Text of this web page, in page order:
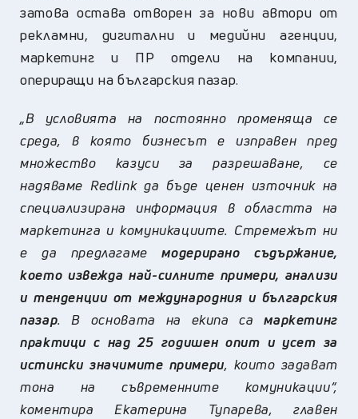
затова остава отворен за нови автори от
рекламни, дигитални и медийни агенции,
маркетинг и ПР отдели на компании,
опериращи на българския пазар.
„В условията на постоянно променяща се
среда, в която бизнесът е изправен пред
множество казуси за разрешаване, се
надяваме Redlinkда бъде ценен източник на
специализирана информация в областта на
маркетинга и комуникациите. Стремежът ни
е да предлагаме модерирано съдържание,
което извежда най-силните примери, анализи
и тенденции от международния и българския
пазар. В основата на екипа самаркетинг
практици с над 25 годишен опит и усет за
истински значимите примери, които задават
тона на съвременните комуникации“,
коментира Екатерина Тупарева, главен